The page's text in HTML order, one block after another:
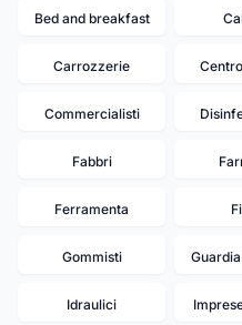
Bed and breakfast
Carrozzerie
Commercialisti
Fabbri
Ferramenta
Gommisti
Idraulici